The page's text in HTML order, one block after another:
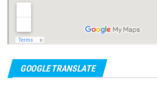
GOOGLE TRANSLATE